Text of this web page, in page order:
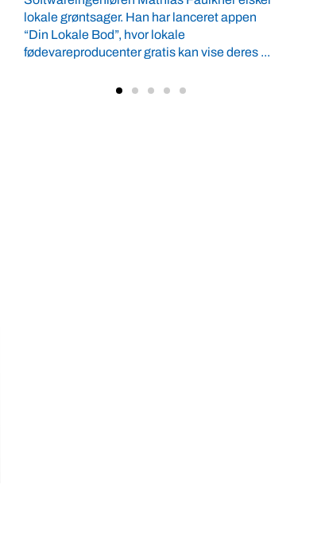
landmænd – også i usikre tider. VBF byder
velkommen ...